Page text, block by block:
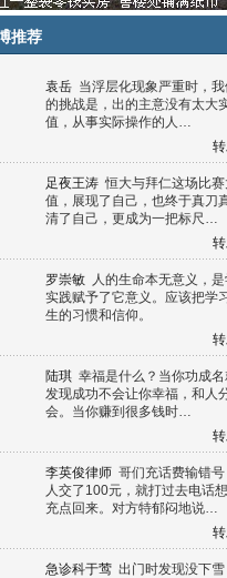
推荐
袁岳 当浮层化现象严重时，我
的挑战是，出的主意没有太大
值，从事实际操作的人…
足夜王涛 恒大与拜仁这场比
值，展现了自己，也终于真刀
清了自己，更成为一把标尺…
罗崇敏 人的生命本无意义，
实践赋予了它意义。应该把学
生的习惯和信仰。
陆琪 幸福是什么？当你功成名
发现成功不会让你幸福，和人
会。当你赚到很多钱时…
李英俊律师 哥们充话费输错号
人交了100元，就打过去电话
充点回来。对方特郁闷地说…
急诊科于莺 出门时发现没下